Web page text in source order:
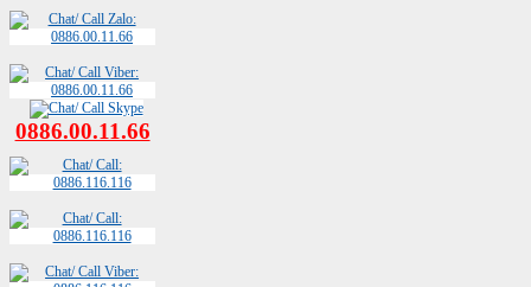
0886.00.11.66